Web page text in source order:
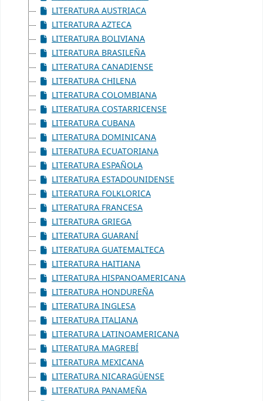
LITERATURA AUSTRIACA
LITERATURA AZTECA
LITERATURA BOLIVIANA
LITERATURA BRASILEÑA
LITERATURA CANADIENSE
LITERATURA CHILENA
LITERATURA COLOMBIANA
LITERATURA COSTARRICENSE
LITERATURA CUBANA
LITERATURA DOMINICANA
LITERATURA ECUATORIANA
LITERATURA ESPAÑOLA
LITERATURA ESTADOUNIDENSE
LITERATURA FOLKLORICA
LITERATURA FRANCESA
LITERATURA GRIEGA
LITERATURA GUARANÍ
LITERATURA GUATEMALTECA
LITERATURA HAITIANA
LITERATURA HISPANOAMERICANA
LITERATURA HONDUREÑA
LITERATURA INGLESA
LITERATURA ITALIANA
LITERATURA LATINOAMERICANA
LITERATURA MAGREBÍ
LITERATURA MEXICANA
LITERATURA NICARAGÜENSE
LITERATURA PANAMEÑA